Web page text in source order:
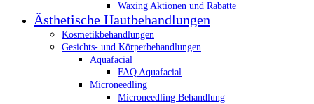
Waxing Aktionen und Rabatte
Ästhetische Hautbehandlungen
Kosmetikbehandlungen
Gesichts- und Körperbehandlungen
Aquafacial
FAQ Aquafacial
Microneedling
Microneedling Behandlung